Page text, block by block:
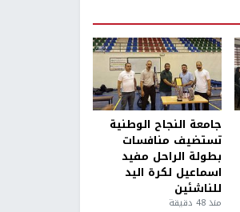
جامعة النجاح الوطنية
تستضيف منافسات
بطولة الراحل مفيد
اسماعيل لكرة اليد
للناشئين
منذ 48 دقيقة